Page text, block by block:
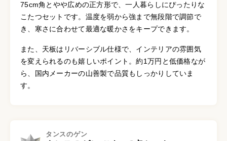
75cm角とやや広めの正方形で、一人暮らしにぴったりな
こたつセットです。温度を弱から強まで無段階で調節で
き、寒さに合わせて最適な暖かさをキープできます。
また、天板はリバーシブル仕様で、インテリアの雰囲気
を変えられるのも嬉しいポイント。約1万円と低価格なが
ら、国内メーカーの山善製で品質もしっかりしていま
す。
タンスのゲン